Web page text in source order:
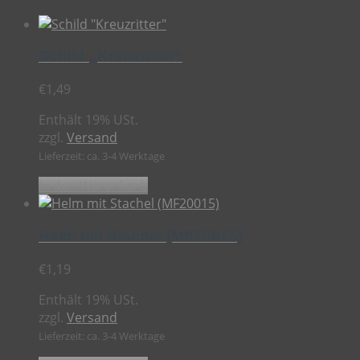
€1,49
Enthält 19% USt.
zzgl. Versand
Lieferzeit: ca. 3-4 Werktage
€1,19
Enthält 19% USt.
zzgl. Versand
Lieferzeit: ca. 3-4 Werktage